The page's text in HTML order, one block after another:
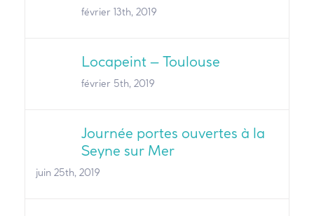
février 13th, 2019
Locapeint – Toulouse
février 5th, 2019
Journée portes ouvertes à la
Seyne sur Mer
juin 25th, 2019